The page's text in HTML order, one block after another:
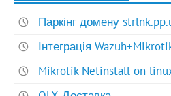
Паркінг домену
Інтеграція
Mikrotik Netinstall on